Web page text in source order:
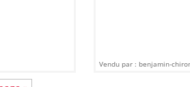
Vendu par : benjamin-